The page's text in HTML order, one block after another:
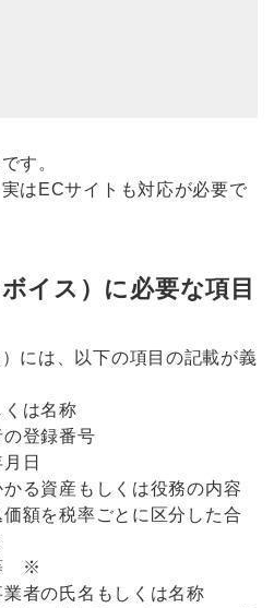
す。
はECサイトも対応が必要で
イス）に必要な項目
には、以下の項目の記載が義
くは名称
の登録番号
日
る資産もしくは役務の内容
額を税率ごとに区分した合
※
者の氏名もしくは名称